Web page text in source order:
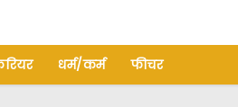
धर्म/कर्म फीचर